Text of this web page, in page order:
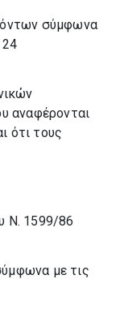
σύμφωνα
αναφέρονται
ότι τους
Ν. 1599/86
με τις